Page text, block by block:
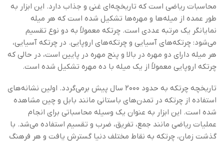
محاسبات ریاضی است که تاریخچه‌ای غنی و جذاب دارد. این ابزار به
طور عمده از میله‌ها و مهره‌ها تشکیل شده است که هر میله
نمایانگر یک مرتبه عددی است. چرتکه معمولاً به دو نوع تقسیم
می‌شود: چرتکه‌های آسیایی و چرتکه‌های اروپایی. در چرتکه آسیایی،
هر میله دارای دو مهره در بالا و پنج مهره در پایین است، در حالی که
چرتکه اروپایی معمولاً از یک میله با ده مهره تشکیل شده است.
تاریخچه چرتکه به حدود ۲۰۰۰ سال پیش برمی‌گردد. اولین نشانه‌های
استفاده از چرتکه در تمدن‌های باستانی مانند بابل و چین مشاهده
شده است. این ابزار به عنوان یک وسیله محاسباتی برای انجام
عملیات ریاضی مانند جمع، تفریق، ضرب و تقسیم استفاده می‌شد. با
گذشت زمان، چرتکه به نقاط مختلف دنیا گسترش یافت و هر فرهنگ